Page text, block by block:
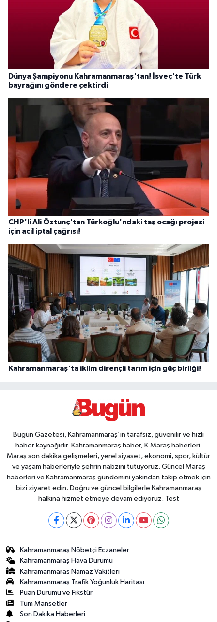
Dünya Şampiyonu Kahramanmaraş'tan! İsveç'te Türk
bayrağını göndere çektirdi
CHP'li Ali Öztunç'tan Türkoğlu'ndaki taş ocağı projesi
için acil iptal çağrısı!
Kahramanmaraş'ta iklim dirençli tarım için güç birliği!
Bugün Gazetesi, Kahramanmaraş’ın tarafsız, güvenilir ve hızlı
haber kaynağıdır. Kahramanmaraş haber, K.Maraş haberleri,
Maraş son dakika gelişmeleri, yerel siyaset, ekonomi, spor, kültür
ve yaşam haberleriyle şehrin nabzını tutuyoruz. Güncel Maraş
haberleri ve Kahramanmaraş gündemini yakından takip etmek için
bizi ziyaret edin. Doğru ve güncel bilgilerle Kahramanmaraş
halkına hizmet etmeye devam ediyoruz. Test
Kahramanmaraş Nöbetçi Eczaneler
Kahramanmaraş Hava Durumu
Kahramanmaraş Namaz Vakitleri
Kahramanmaraş Trafik Yoğunluk Haritası
Puan Durumu ve Fikstür
Tüm Manşetler
Son Dakika Haberleri